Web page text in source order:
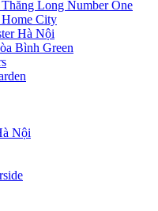
Long Number One
City
Hà Nội
Bình Green
Nội